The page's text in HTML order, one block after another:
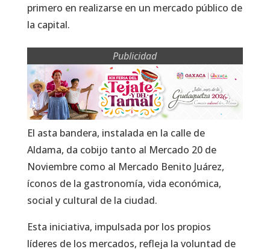
primero en realizarse en un mercado público de
la capital.
Publicidad
El asta bandera, instalada en la calle de
Aldama, da cobijo tanto al Mercado 20 de
Noviembre como al Mercado Benito Juárez,
íconos de la gastronomía, vida económica,
social y cultural de la ciudad.
Esta iniciativa, impulsada por los propios
líderes de los mercados, refleja la voluntad de